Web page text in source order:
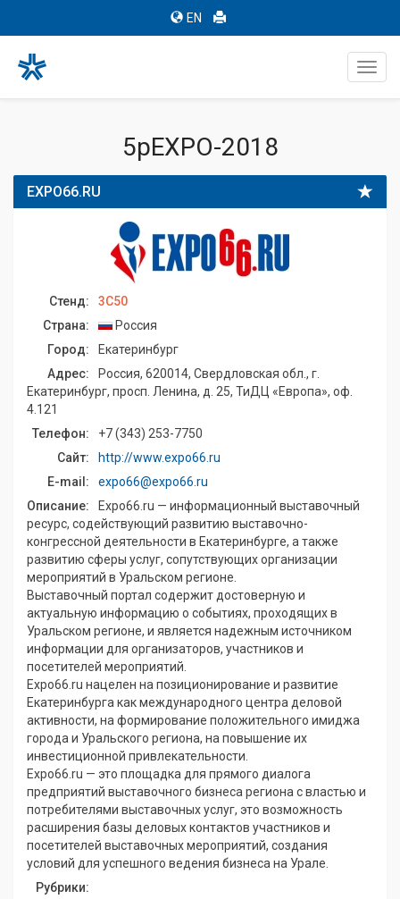
EN
5pEXPO-2018
EXPO66.RU
Стенд:
3C50
Страна:
Россия
Город:
Екатеринбург
Адрес:
Россия, 620014, Свердловская обл., г.
Екатеринбург, просп. Ленина, д. 25, ТиДЦ «Европа», оф.
4.121
Телефон:
+7 (343) 253-7750
Сайт:
http://www.expo66.ru
E-mail:
expo66@expo66.ru
Описание:
Expo66.ru — информационный выставочный
ресурс, содействующий развитию выставочно-
конгрессной деятельности в Екатеринбурге, а также
развитию сферы услуг, сопутствующих организации
мероприятий в Уральском регионе.
Выставочный портал содержит достоверную и
актуальную информацию о событиях, проходящих в
Уральском регионе, и является надежным источником
информации для организаторов, участников и
посетителей мероприятий.
Expo66.ru нацелен на позиционирование и развитие
Екатеринбурга как международного центра деловой
активности, на формирование положительного имиджа
города и Уральского региона, на повышение их
инвестиционной привлекательности.
Expo66.ru — это площадка для прямого диалога
предприятий выставочного бизнеса региона с властью и
потребителями выставочных услуг, это возможность
расширения базы деловых контактов участников и
посетителей выставочных мероприятий, создания
условий для успешного ведения бизнеса на Урале.
Рубрики: